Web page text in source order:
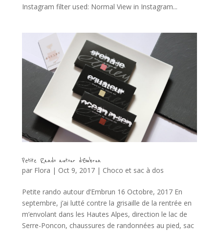
Instagram filter used: Normal View in Instagram...
Petite Rando autour d’Embrun
par Flora | Oct 9, 2017| Choco et sac à dos
Petite rando autour d’Embrun 16 Octobre, 2017 En
septembre, j’ai lutté contre la grisaille de la rentrée en
m’envolant dans les Hautes Alpes, direction le lac de
Serre-Poncon, chaussures de randonnées au pied, sac